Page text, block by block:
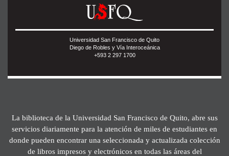
Universidad San Francisco de Quito
Diego de Robles y Vía Interoceánica
+593 2 297 1700
La biblioteca de la Universidad San Francisco de Quito, abre sus
servicios diariamente para la atención de miles de estudiantes en
donde pueden encontrar una seleccionada y actualizada colección
de libros impresos y electrónicos en todas las áreas del